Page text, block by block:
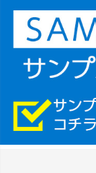
ーSC-P8050
塩ビのロー
つや消し半
縦420mm×